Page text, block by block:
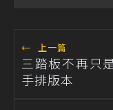
← 上一篇
三踏板不再只
手排版本